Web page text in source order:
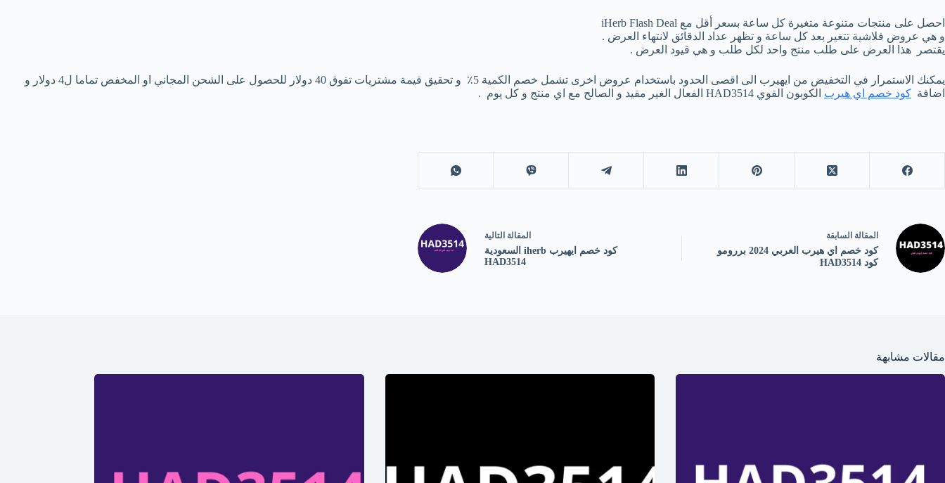
احصل على منتجات متنوعة متغيرة كل ساعة بسعر أقل مع iHerb Flash Deal
و هي عروض فلاشية تتغير بعد كل ساعة و تظهر عداد الدقائق لانتهاء العرض .
يقتصر هذا العرض على طلب منتج واحد لكل طلب و هي قيود العرض .
يمكنك الاستمرار في التخفيض من ايهيرب الى اقصى الحدود باستخدام عروض اخرى تشمل خصم الكمية 5٪ و تحقيق قيمة مشتريات تفوق 40 دولار للحصول على الشحن المجاني او المخفض تماما ل4 دولار و
اضافة كود خصم اي هيرب الكوبون القوي HAD3514 الفعال الغير مقيد و الصالح مع اي منتج و كل يوم .
المقالة السابقة
كود خصم اي هيرب العربي 2024 بررومو
كود HAD3514
المقالة التالية
كود خصم ايهيرب iherb السعودية
HAD3514
مقالات مشابهة